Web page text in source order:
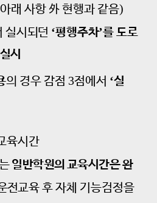
아래 사항外현행과 같음)
실시되던 ‘평행주차’를 도로
시
의 경우 감점 3점에서 ‘실
육시간
일반학원의 교육시간은 완
전교육 후 자체 기능검정을